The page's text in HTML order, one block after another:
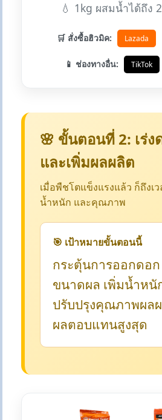
💧 1kg ผสมน้ำได้ถึง
🛒 สั่งซื้อฮิวมิค: Lazada
📱 ช่องทางอื่น: TikTok
🌸 ขั้นตอนที่ 2: เร่ง
และเพิ่มผลผลิต
เมื่อพืชโตแข็งแรงแล้ว ก็ถึงเ
น้ำหนัก และคุณภาพ
🎯 เป้าหมายขั้นตอนนี้
กระตุ้นการออกดอ
ขนาดผล เพิ่มน้ำหนั
ปรับปรุงคุณภาพผล
ผลตอบแทนสูงสุด